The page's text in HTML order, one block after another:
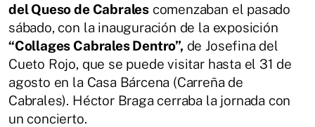
del Queso de Cabrales comenzaban el pasado
sábado, con la inauguración de la exposición
“Collages Cabrales Dentro”, de Josefina del
Cueto Rojo, que se puede visitar hasta el 31 de
agosto en la Casa Bárcena (Carreña de
Cabrales). Héctor Braga cerraba la jornada con
un concierto.